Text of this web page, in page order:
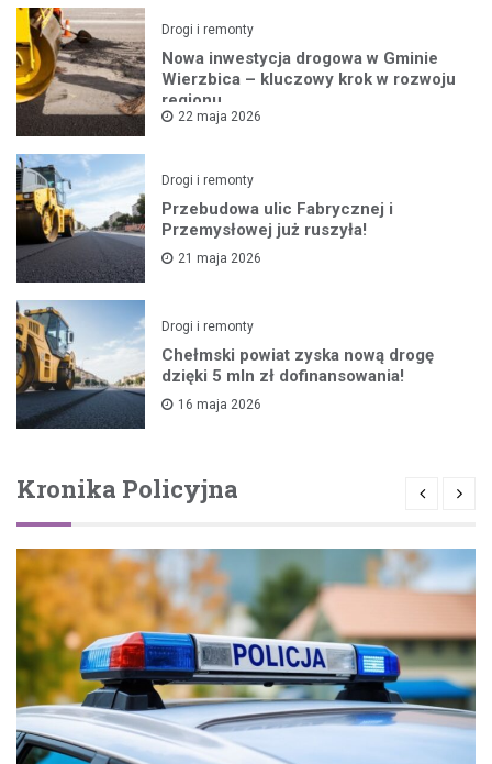
Drogi i remonty
Nowa inwestycja drogowa w Gminie
Wierzbica – kluczowy krok w rozwoju
regionu
22 maja 2026
Drogi i remonty
Przebudowa ulic Fabrycznej i
Przemysłowej już ruszyła!
21 maja 2026
Drogi i remonty
Chełmski powiat zyska nową drogę
dzięki 5 mln zł dofinansowania!
16 maja 2026
Kronika Policyjna